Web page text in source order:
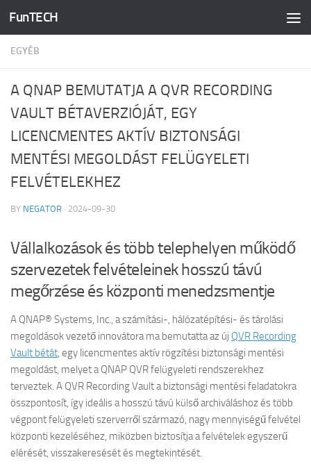
Skip to content
FunTECH
EGYÉB
A QNAP BEMUTATJA A QVR RECORDING
VAULT BÉTAVERZIÓJÁT, EGY
LICENCMENTES AKTÍV BIZTONSÁGI
MENTÉSI MEGOLDÁST FELÜGYELETI
FELVÉTELEKHEZ
BY NEGATOR · 2024-09-30
Vállalkozások és több telephelyen működő
szervezetek felvételeinek hosszú távú
megőrzése és központi menedzsmentje
A QNAP® Systems, Inc., a számítási-, hálózatépítési- és tárolási
megoldások vezető innovátora ma bemutatta az új QVR Recording
Vault bétát, egy licencmentes aktív rögzítési biztonsági mentési
megoldást, melyet a QNAP QVR felügyeleti rendszerekhez
terveztek. A QVR Recording Vault a biztonsági mentési feladatokra
összpontosít, így ideális a hosszú távú külső archiváláshoz és több
végpont felügyeleti szerverről származó, nagy mennyiségű felvétel
központi kezeléséhez, miközben biztosítja a felvételek egyszerű
elérését, visszakeresését és megtekintését.